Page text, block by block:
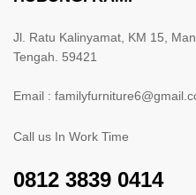
Jl. Ratu Kalinyamat, KM 15,
Tengah. 59421
Email :
Call us In Work Time
0812 3839 0414